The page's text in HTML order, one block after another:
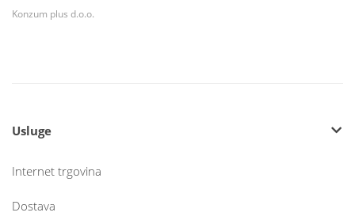
Konzum plus d.o.o.
Usluge
Internet trgovina
Dostava